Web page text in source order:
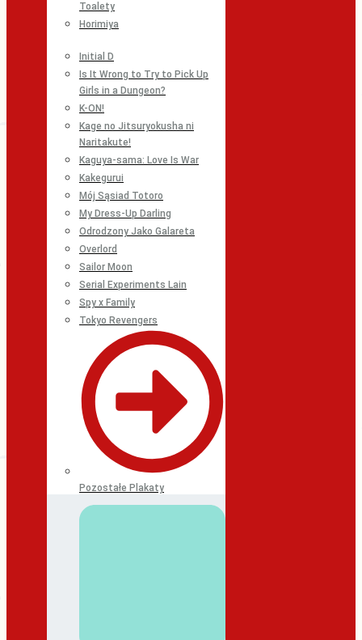
Toalety
Horimiya
Initial D
Is It Wrong to Try to Pick Up
Girls in a Dungeon?
K-ON!
Kage no Jitsuryokusha ni
Naritakute!
Kaguya-sama: Love Is War
Kakegurui
Mój Sąsiad Totoro
My Dress-Up Darling
Odrodzony Jako Galareta
Overlord
Sailor Moon
Serial Experiments Lain
Spy x Family
Tokyo Revengers
Pozostałe Plakaty